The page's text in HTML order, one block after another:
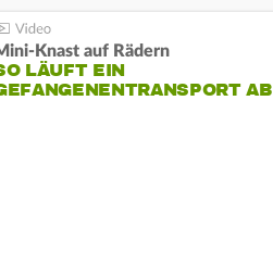
Knast auf Rädern
LÄUFT EIN
AB